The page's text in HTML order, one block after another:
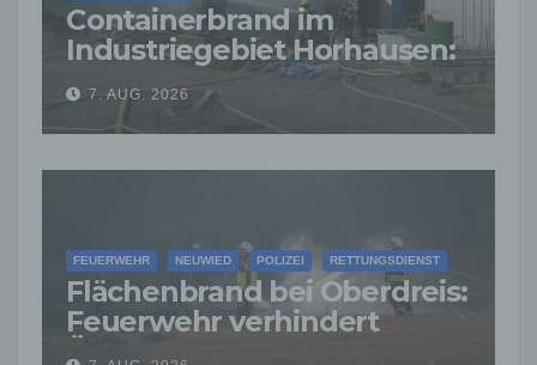
Containerbrand im
Industriegebiet Horhausen:
Feuerwehr verhindert
weitere Ausbreitung
7. AUG. 2026
FEUERWEHR NEUWIED POLIZEI RETTUNGSDIENST
Flächenbrand bei Oberdreis:
Feuerwehr verhindert
Übergreifen auf Waldgebiet